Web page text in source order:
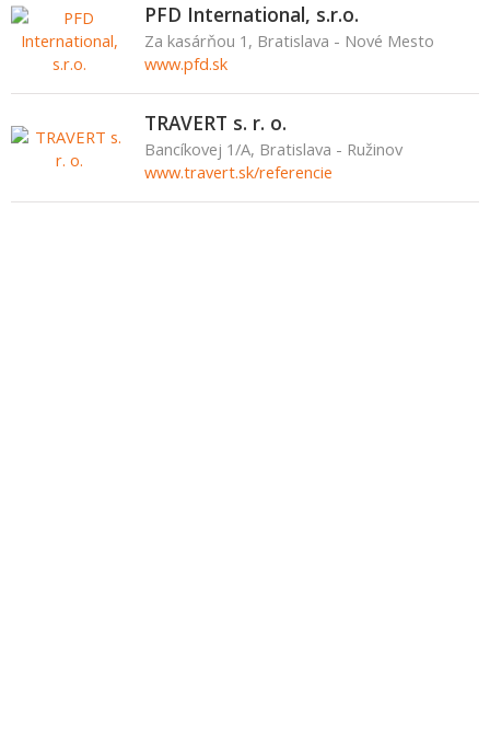
PFD International, s.r.o.
Za kasárňou 1, Bratislava - Nové Mesto
www.pfd.sk
TRAVERT s. r. o.
Bancíkovej 1/A, Bratislava - Ružinov
www.travert.sk/referencie